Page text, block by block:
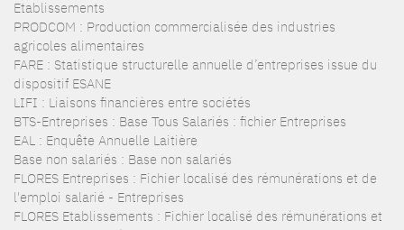
Etablissements
PRODCOM : Production commercialisée des industries
agricoles alimentaires
FARE : Statistique structurelle annuelle d’entreprises issue du
dispositif ESANE
LIFI : Liaisons financières entre sociétés
BTS-Entreprises : Base Tous Salariés : fichier Entreprises
EAL : Enquête Annuelle Laitière
Base non salariés : Base non salariés
FLORES Entreprises : Fichier localisé des rémunérations et de
l'emploi salarié - Entreprises
FLORES Etablissements : Fichier localisé des rémunérations et